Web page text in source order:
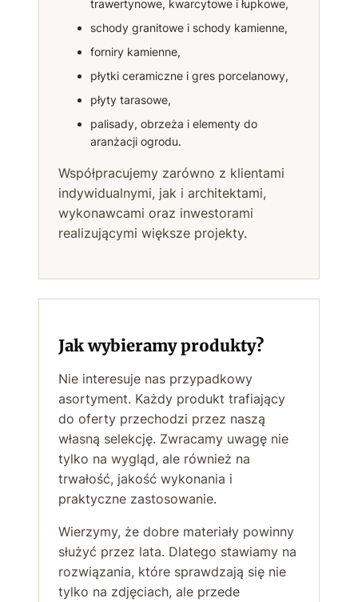
trawertynowe, kwarcytowe i łupkowe,
schody granitowe i schody kamienne,
forniry kamienne,
płytki ceramiczne i gres porcelanowy,
płyty tarasowe,
palisady, obrzeża i elementy do
aranżacji ogrodu.
Współpracujemy zarówno z klientami
indywidualnymi, jak i architektami,
wykonawcami oraz inwestorami
realizującymi większe projekty.
Jak wybieramy produkty?
Nie interesuje nas przypadkowy
asortyment. Każdy produkt trafiający
do oferty przechodzi przez naszą
własną selekcję. Zwracamy uwagę nie
tylko na wygląd, ale również na
trwałość, jakość wykonania i
praktyczne zastosowanie.
Wierzymy, że dobre materiały powinny
służyć przez lata. Dlatego stawiamy na
rozwiązania, które sprawdzają się nie
tylko na zdjęciach, ale przede